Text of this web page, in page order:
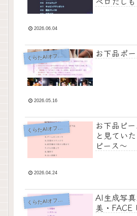
2026.06.04
く
らたAIオフィス お下品ポ
2026.05.16
く
らたAIオフィス
お下品ピース
と見てい
ピース〜
2026.04.24
く
らたAIオフィス
AI生成写真集 あお
美・FACE